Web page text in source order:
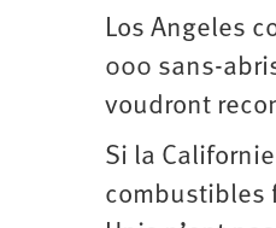
Los Angeles
000 sans-
voudront
Si la
combustibles